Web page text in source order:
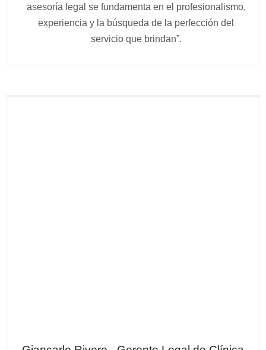
asesoría legal se fundamenta en el profesionalismo,
experiencia y la búsqueda de la perfección del
servicio que brindan”.